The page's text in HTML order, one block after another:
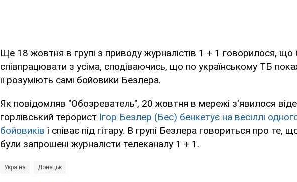
Ще 18 жовтня в групі з приводу журналістів 1 + 1 говорилося, що
співпрацювати з усіма, сподіваючись, що по українському ТБ
її розуміють самі бойовики Безлера.
Як повідомляв "Обозреватель", 20 жовтня в мережі з'явилося
горлівський терорист Ігор Безлер (Бес) бенкетує на весіллі
бойовиків і співає під гітару. В групі Безлера говориться про те,
були запрошені журналісти телеканалу 1 + 1.
Україна Донецьк